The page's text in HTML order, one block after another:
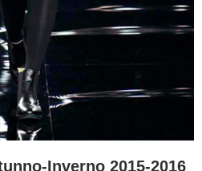
Inverno 2015-2016